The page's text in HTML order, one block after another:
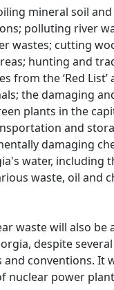
mineral soil
polluting river
wastes; cutting
hunting and
from the ‘Red List’
the damaging
plants in the
and
damaging
water, including
waste, oil and
waste will also be
despite
conventions. It
nuclear power